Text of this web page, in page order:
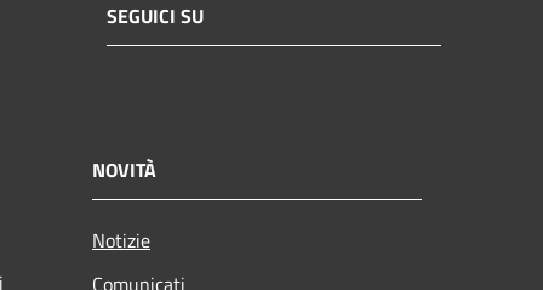
SEGUICI SU
NOVITÀ
Notizie
Comunicati